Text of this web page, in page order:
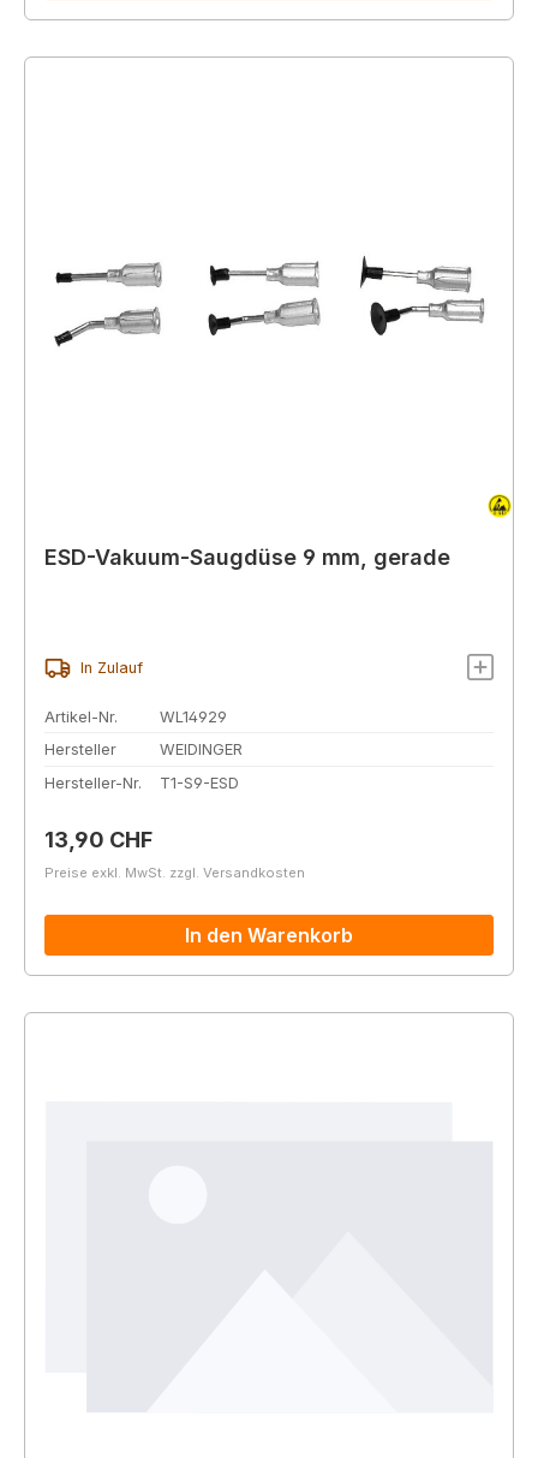
ESD-Vakuum-Saugdüse 9 mm, gerade
In Zulauf
Artikel-Nr.
WL14929
Hersteller
WEIDINGER
Hersteller-Nr.
T1-S9-ESD
Regulärer Preis:
13,90 CHF
Preise exkl. MwSt. zzgl. Versandkosten
In den Warenkorb